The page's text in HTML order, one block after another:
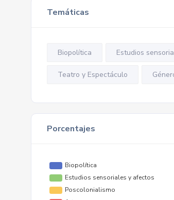
Temáticas
Biopolítica Estudios
Teatro y Espectáculo
Porcentajes